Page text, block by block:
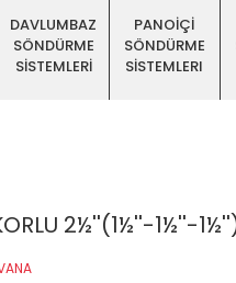
DAVLUMBAZ
SÖNDÜRME
SİSTEMLERİ
PANOİÇİ
SÖNDÜRME
SİSTEMLERI
2½''(1½''-1½''-